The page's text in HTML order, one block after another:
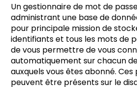
Un gestionnaire de mot de
administrant une base de
pour principale mission de
identifiants et tous les mots de
de vous permettre de vous
automatiquement sur chacun
auxquels vous êtes abonné.
peuvent être présents sur le